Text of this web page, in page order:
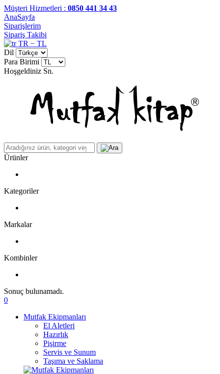
Müşteri Hizmetleri : 0850 441 34 43
AnaSayfa
Siparişlerim
Sipariş Takibi
TR − TL
Dil
Para Birimi
Hoşgeldiniz Sn.
Ürünler
Kategoriler
Markalar
Kombinler
Sonuç bulunamadı.
0
Mutfak Ekipmanları
El Aletleri
Hazırlık
Pişirme
Servis ve Sunum
Taşıma ve Saklama